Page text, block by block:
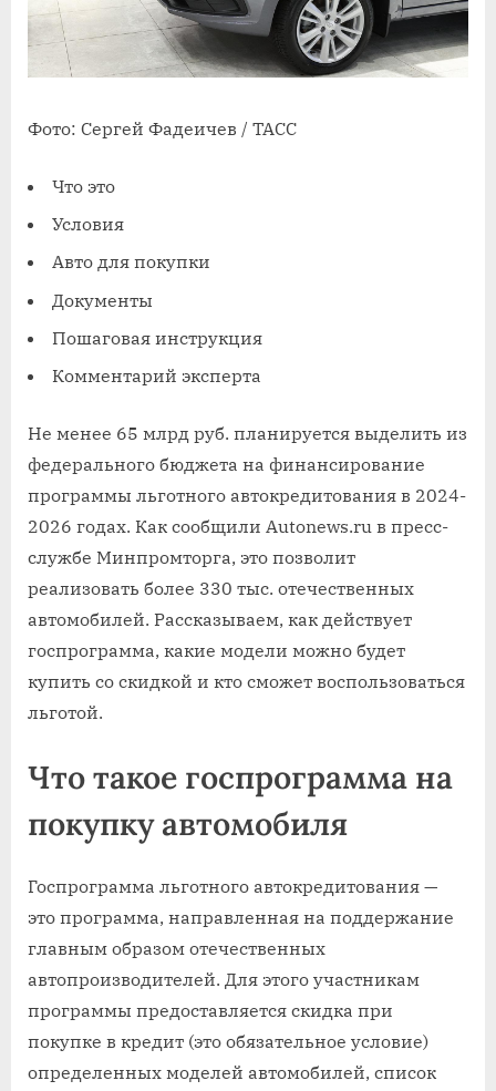
Фото: Сергей Фадеичев / ТАСС
Что это
Условия
Авто для покупки
Документы
Пошаговая инструкция
Комментарий эксперта
Не менее 65 млрд руб. планируется выделить из
федерального бюджета на финансирование
программы льготного автокредитования в 2024-
2026 годах. Как сообщили Autonews.ru в пресс-
службе Минпромторга, это позволит
реализовать более 330 тыс. отечественных
автомобилей. Рассказываем, как действует
госпрограмма, какие модели можно будет
купить со скидкой и кто сможет воспользоваться
льготой.
Что такое госпрограмма на
покупку автомобиля
Госпрограмма льготного автокредитования —
это программа, направленная на поддержание
главным образом отечественных
автопроизводителей. Для этого участникам
программы предоставляется скидка при
покупке в кредит (это обязательное условие)
определенных моделей автомобилей, список